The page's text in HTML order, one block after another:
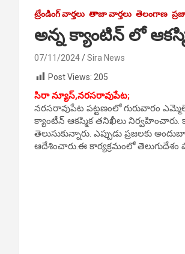
ట్రేండింగ్ వార్తలు తాజా వార్తలు తెలంగాణ
అన్న క్యాంటిన్ లో
07/11/2024
Sira News
Post Views: 205
సిరా న్యూస్,నరసరావుపేట;
నరసరావుపేట పట్టణంలో గురువారం
క్యాంటీన్ ఆకస్మిక తనిఖీలు నిర్వహించారు.
తెలుసుకున్నారు. ఎప్పుడు ప్రజలకు
ఆదేశించారు.ఈ కార్యక్రమంలో తెలుగుదేశం